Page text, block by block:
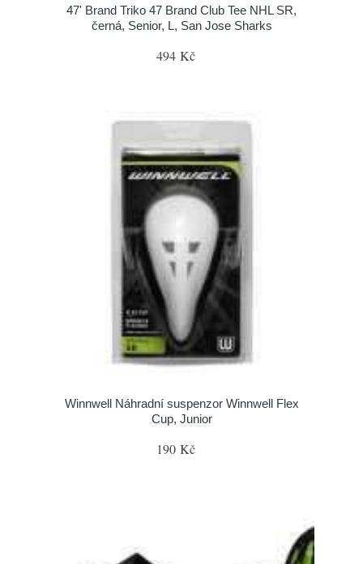
47' Brand Triko 47 Brand Club Tee NHL SR,
černá, Senior, L, San Jose Sharks
494 Kč
Winnwell Náhradní suspenzor Winnwell Flex
Cup, Junior
190 Kč